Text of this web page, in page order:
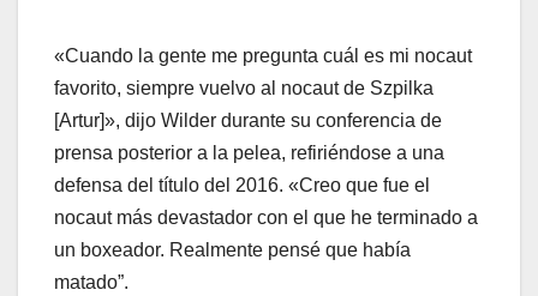
«Cuando la gente me pregunta cuál es mi nocaut
favorito, siempre vuelvo al nocaut de Szpilka
[Artur]», dijo Wilder durante su conferencia de
prensa posterior a la pelea, refiriéndose a una
defensa del título del 2016. «Creo que fue el
nocaut más devastador con el que he terminado a
un boxeador. Realmente pensé que había
matado”.